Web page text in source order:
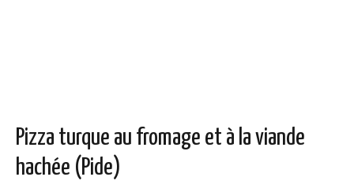
Pizza turque au fromage et à la viande
hachée (Pide)